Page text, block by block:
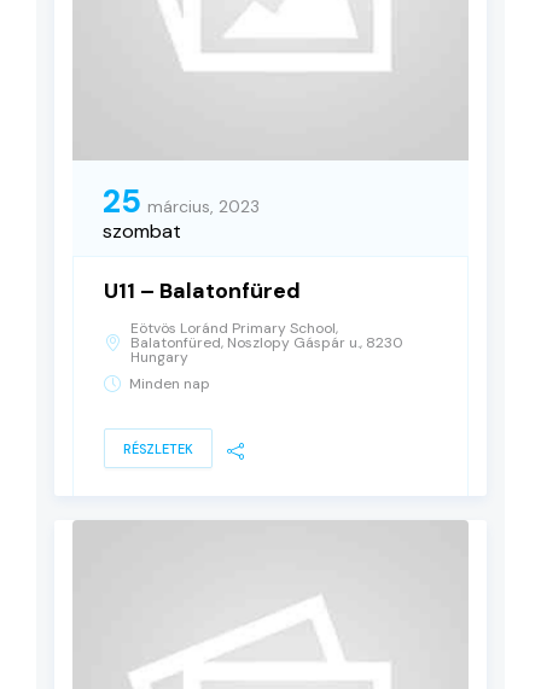
25 március, 2023
szombat
U11 – Balatonfüred
Eötvös Loránd Primary School,
Balatonfüred, Noszlopy Gáspár u., 8230
Hungary
Minden nap
RÉSZLETEK